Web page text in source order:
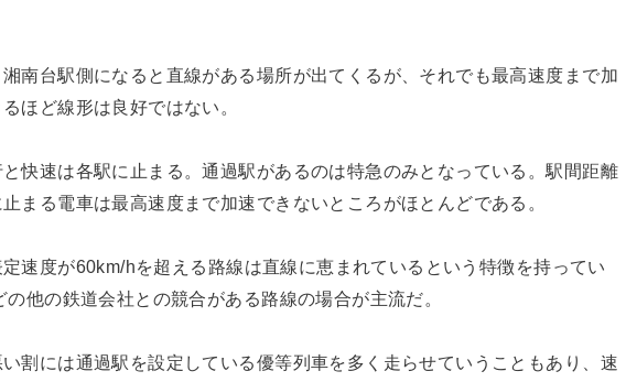
南台駅側になると直線がある場所が出てくるが、それでも最高速度まで加
ほど線形は良好ではない。
快速は各駅に止まる。通過駅があるのは特急のみとなっている。駅間距離
まる電車は最高速度まで加速できないところがほとんどである。
速度が60km/hを超える路線は直線に恵まれているという特徴を持ってい
他の鉄道会社との競合がある路線の場合が主流だ。
割には通過駅を設定している優等列車を多く走らせていうこともあり、速